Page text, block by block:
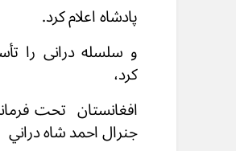
پادشاه اعلام کرد.
و سلسله درانی را
کرد،
افغانستان تحت
جنرال احمد شاه دراني